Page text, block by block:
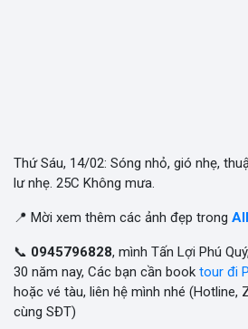
Thứ Sáu, 14/02: Sóng nhỏ, gió nhẹ,
lư nhẹ. 25C Không mưa.
📍 Mời xem thêm các ảnh đẹp trong
📞 0945796828, mình Tấn Lợi Phú
30 năm nay, Các bạn cần book tour đi
hoặc vé tàu, liên hệ mình nhé (Hotline,
cùng SĐT)